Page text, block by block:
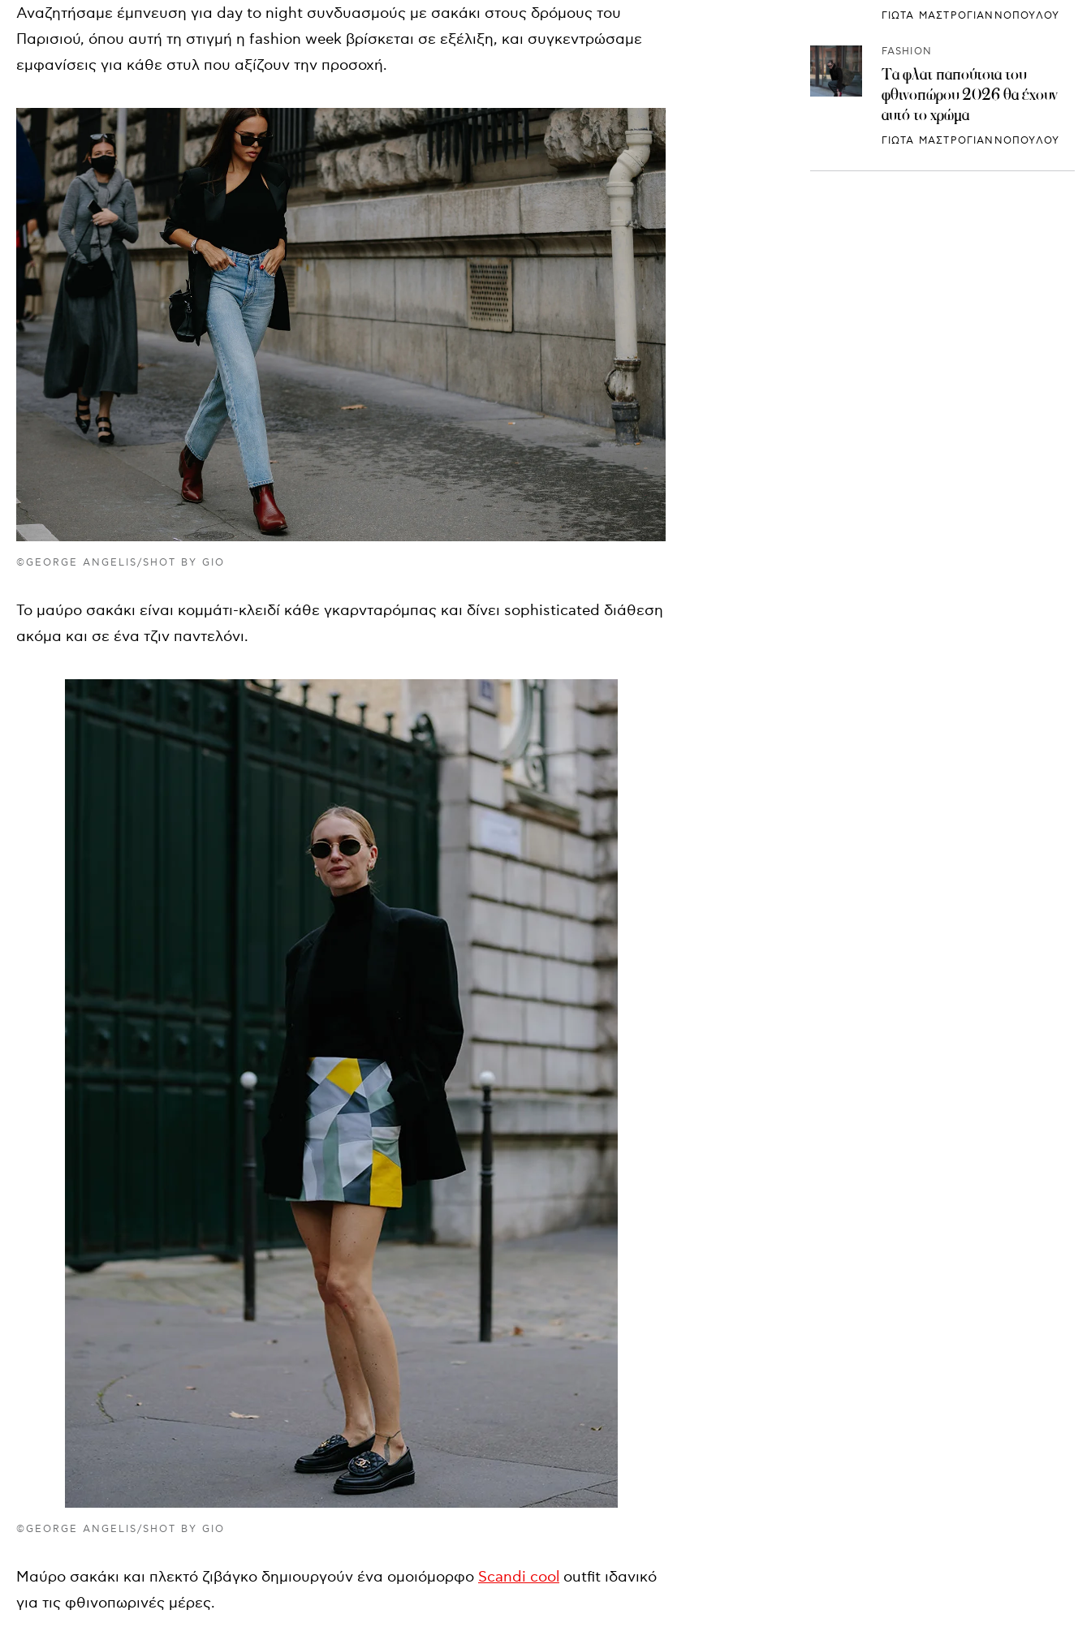
Αναζητήσαμε έμπνευση για day to night συνδυασμούς με σακάκι στους δρόμους του
Παρισιού, όπου αυτή τη στιγμή η fashion week βρίσκεται σε εξέλιξη, και συγκεντρώσαμε
εμφανίσεις για κάθε στυλ που αξίζουν την προσοχή.
©GEORGE ANGELIS/SHOT BY GIO
Το μαύρο σακάκι είναι κομμάτι-κλειδί κάθε γκαρνταρόμπας και δίνει sophisticated διάθεση
ακόμα και σε ένα τζιν παντελόνι.
©GEORGE ANGELIS/SHOT BY GIO
Μαύρο σακάκι και πλεκτό ζιβάγκο δημιουργούν ένα ομοιόμορφο Scandi cool outfit ιδανικό
για τις φθινοπωρινές μέρες.
ΓΙΩΤΑ ΜΑΣΤΡΟΓΙΑΝΝΟΠΟΥΛΟΥ
FASHION
Τα φλατ παπούτσια του
φθινοπώρου 2026 θα έχουν
αυτό το χρώμα
ΓΙΩΤΑ ΜΑΣΤΡΟΓΙΑΝΝΟΠΟΥΛΟΥ